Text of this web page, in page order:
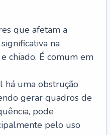
que afetam a
na
chiado. É comum em
há uma obstrução
gerar quadros de
pode
pelo uso